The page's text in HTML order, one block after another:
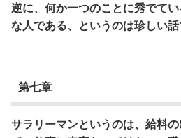
逆に、何か一つのことに秀でて
な人である、というのは珍しい話
第七章
サラリーマンというのは、給料